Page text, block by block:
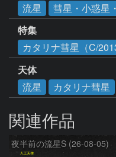
流星
彗星・小惑星
特集
カタリナ彗星（C/
天体
流星
カタリナ彗星
関連作品
夜半前の流星S (26-08-05)